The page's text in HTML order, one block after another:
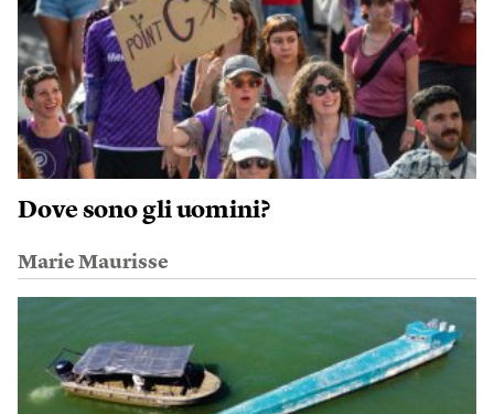
Dove sono gli uomini?
Marie Maurisse